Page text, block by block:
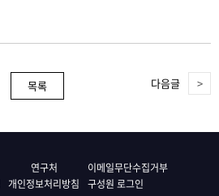
목록 다음글
연구처
개인정보처리방침
이메일무단수집거부
구성원 로그인